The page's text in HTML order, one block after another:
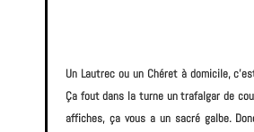
Un Lautrec ou un Chéret à domicile,
Ça fout dans la turne un trafalgar de
affiches, ça vous a un sacré galbe.